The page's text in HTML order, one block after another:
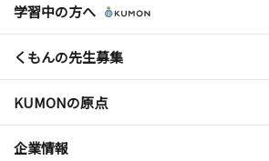
学習中の方へ
くもんの先生募集
KUMONの原点
企業情報